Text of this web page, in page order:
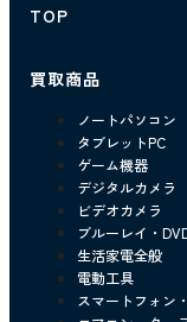
TOP
買取商品
ノートパソコン
タブレットPC
ゲーム機器
デジタルカメラ
ビデオカメラ
ブルーレイ・
生活家電全般
電動工具
スマートフォン